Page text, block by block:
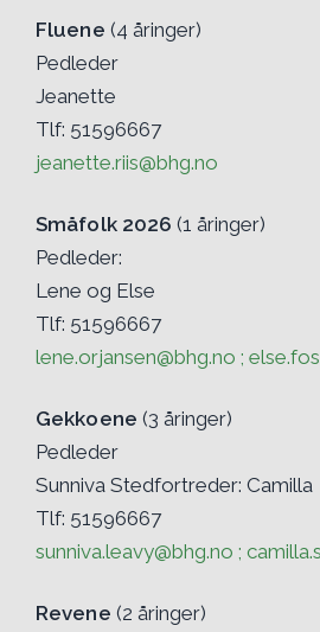
Fluene (4 åringer)
Pedleder
Jeanette
Tlf: 51596667
jeanette.riis@bhg.no
Småfolk 2026 (1 åringer)
Pedleder:
Lene og Else
Tlf: 51596667
lene.orjansen@bhg.no ;
Gekkoene (3 åringer)
Pedleder
Sunniva Stedfortreder: Camilla
Tlf: 51596667
sunniva.leavy@bhg.no ;
Revene (2 åringer)